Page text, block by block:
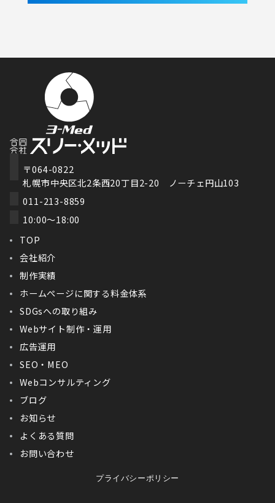
〒064-0822
札幌市中央区北2条西20丁目2-20 ノーチェ円山103
011-213-8859
10:00～18:00
TOP
会社紹介
制作実績
ホームぺージに関する料金体系
SDGsへの取り組み
Webサイト制作・運用
広告運用
SEO・MEO
Webコンサルティング
ブログ
お知らせ
よくある質問
お問い合わせ
プライバシーポリシー